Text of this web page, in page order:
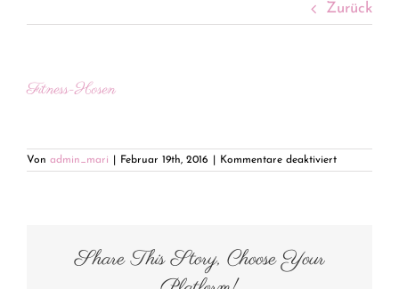
Zurück
Fitness-Hosen
Von admin_mari Februar 19th, 2016 Kommentare deaktiviertfür
Fitness-
Share This Story, Choose Your